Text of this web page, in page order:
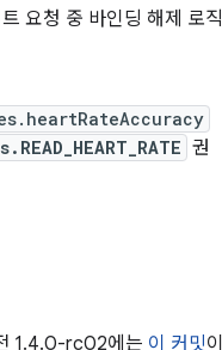
요청 중 바인딩 해제 로직
권
1.4.0-rc02에는 이 커밋이